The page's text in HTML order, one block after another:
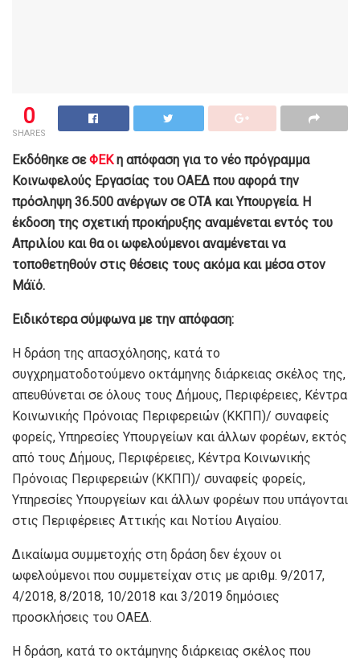
0
SHARES
Εκδόθηκε σεΦΕΚη απόφαση για το νέο πρόγραμμα
Κοινωφελούς Εργασίας του ΟΑΕΔ που αφορά την
πρόσληψη 36.500 ανέργων σε ΟΤΑ και Υπουργεία. Η
έκδοση της σχετική προκήρυξης αναμένεται εντός του
Απριλίου και θα οι ωφελούμενοι αναμένεται να
τοποθετηθούν στις θέσεις τους ακόμα και μέσα στον
Μάϊό.
Ειδικότερα σύμφωνα με την απόφαση:
Η δράση της απασχόλησης, κατά το
συγχρηματοδοτούμενο οκτάμηνης διάρκειας σκέλος της,
απευθύνεται σε όλους τους Δήμους, Περιφέρειες, Κέντρα
Κοινωνικής Πρόνοιας Περιφερειών (ΚΚΠΠ)/ συναφείς
φορείς, Υπηρεσίες Υπουργείων και άλλων φορέων, εκτός
από τους Δήμους, Περιφέρειες, Κέντρα Κοινωνικής
Πρόνοιας Περιφερειών (ΚΚΠΠ)/ συναφείς φορείς,
Υπηρεσίες Υπουργείων και άλλων φορέων που υπάγονται
στις Περιφέρειες Αττικής και Νοτίου Αιγαίου.
Δικαίωμα συμμετοχής στη δράση δεν έχουν οι
ωφελούμενοι που συμμετείχαν στις με αριθμ. 9/2017,
4/2018, 8/2018, 10/2018 και 3/2019 δημόσιες
προσκλήσεις του ΟΑΕΔ.
Η δράση, κατά το οκτάμηνης διάρκειας σκέλος που